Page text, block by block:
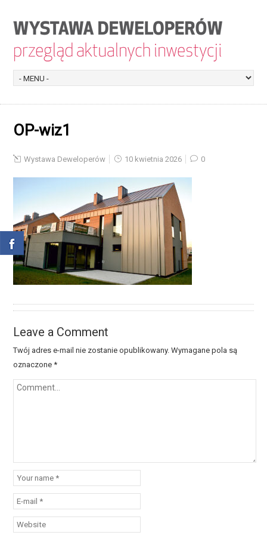
OP-wiz1
Wystawa Deweloperów 10 kwietnia 2026 0
Leave a Comment
Twój adres e-mail nie zostanie opublikowany. Wymagane pola są
oznaczone*